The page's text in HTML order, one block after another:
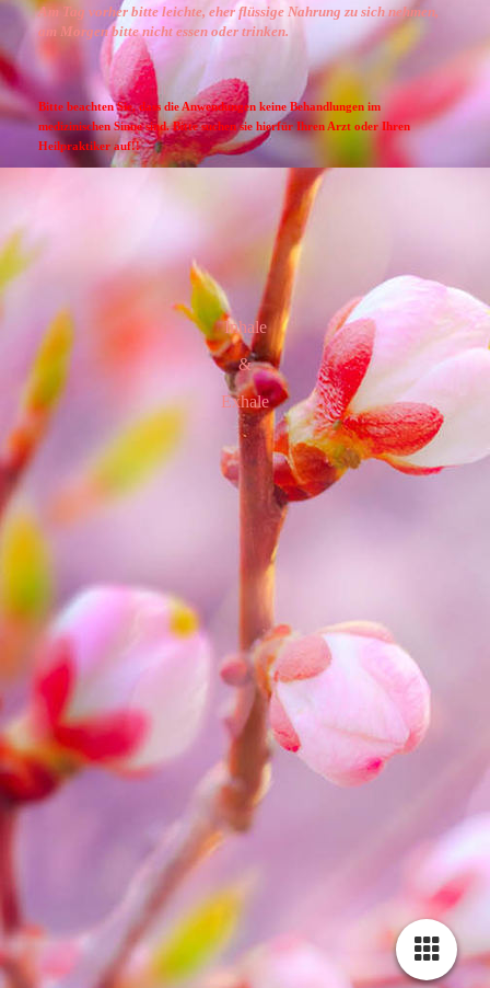
Am Tag vorher bitte leichte, eher flüssige Nahrung zu sich nehmen,
am Morgen bitte nicht essen oder trinken.
Bitte beachten Sie, dass die Anwendungen keine Behandlungen im
medizinischen Sinne sind. Bitte suchen sie hierfür Ihren Arzt oder Ihren
Heilpraktiker auf!!
Inhale
&
Exhale